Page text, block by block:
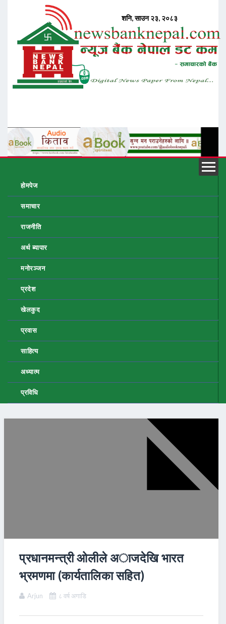
होमपेज
समाचार
राजनीति
अर्थ ब्यापार
मनोरञ्जन
प्रदेश
खेलकुद
प्रवास
साहित्य
अध्यात्म
प्रविधि
प्रधानमन्त्री ओलीले अाजदेखि भारत
भ्रमणमा (कार्यतालिका सहित)
Arjun ८ वर्ष अगाडि